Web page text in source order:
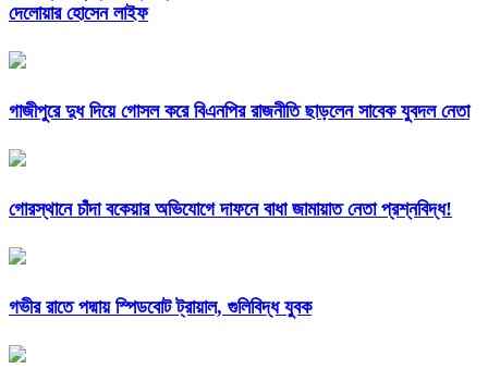
দেলোয়ার হোসেন লাইফ
গাজীপুরে দুধ দিয়ে গোসল করে বিএনপির রাজনীতি ছাড়লেন সাবেক যুবদল নেতা
গোরস্থানে চাঁদা বকেয়ার অভিযোগে দাফনে বাধা জামায়াত নেতা প্রশ্নবিদ্ধ!
গভীর রাতে পদ্মায় স্পিডবোট ট্রায়াল, গুলিবিদ্ধ যুবক